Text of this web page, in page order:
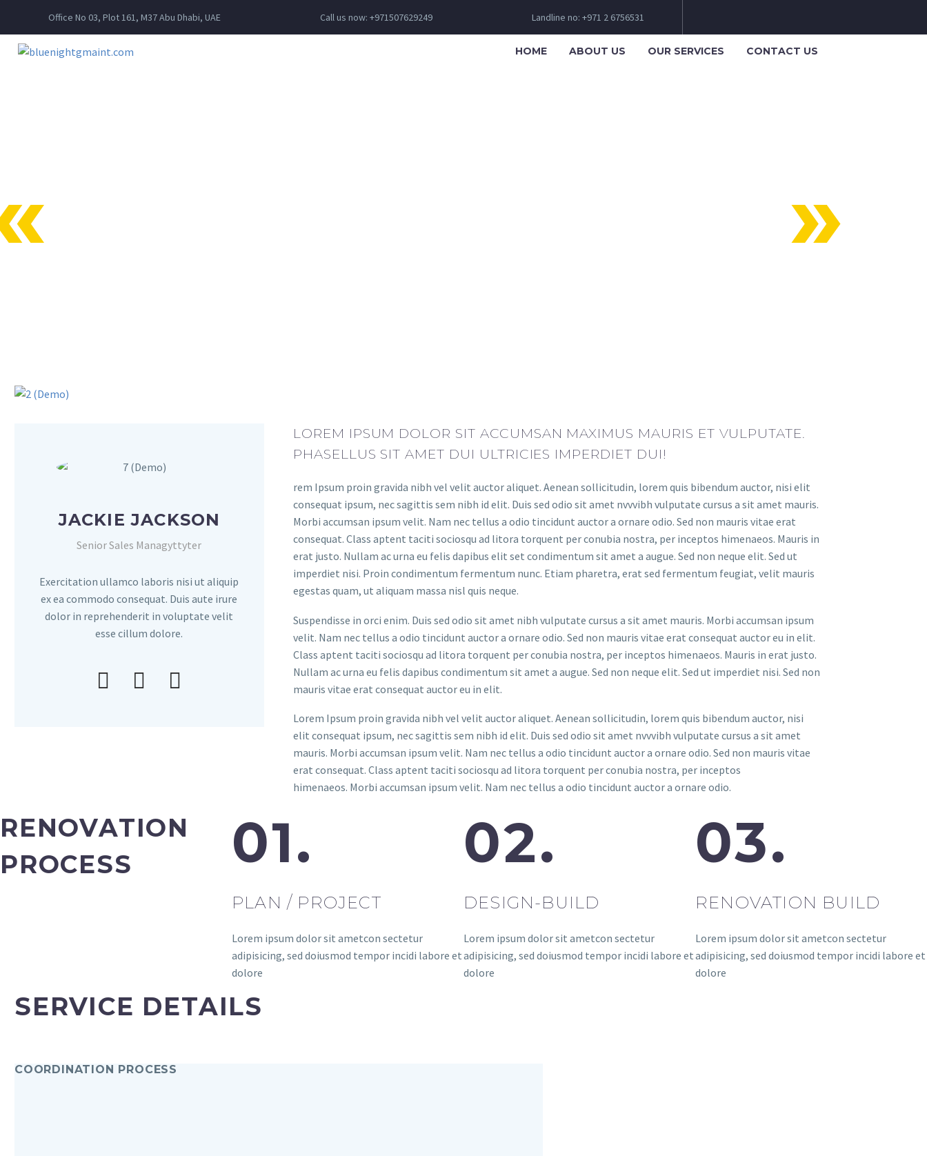
Office No 03, Plot 161, M37 Abu Dhabi, UAE Call us now: +971507629249 Landline no: +971 2 6756531
HOME ABOUT US OUR SERVICES CONTACT US
JACKIE JACKSON
Senior Sales Managyttyter
Exercitation ullamco laboris nisi ut aliquip
ex ea commodo consequat. Duis aute irure
dolor in reprehenderit in voluptate velit
esse cillum dolore.
LOREM IPSUM DOLOR SIT ACCUMSAN MAXIMUS MAURIS ET VULPUTATE.
PHASELLUS SIT AMET DUI ULTRICIES IMPERDIET DUI!
rem Ipsum proin gravida nibh vel velit auctor aliquet. Aenean sollicitudin, lorem quis bibendum auctor, nisi elit
consequat ipsum, nec sagittis sem nibh id elit. Duis sed odio sit amet nvvvibh vulputate cursus a sit amet mauris.
Morbi accumsan ipsum velit. Nam nec tellus a odio tincidunt auctor a ornare odio. Sed non mauris vitae erat
consequat. Class aptent taciti sociosqu ad litora torquent per conubia nostra, per inceptos himenaeos. Mauris in
erat justo. Nullam ac urna eu felis dapibus elit set condimentum sit amet a augue. Sed non neque elit. Sed ut
imperdiet nisi. Proin condimentum fermentum nunc. Etiam pharetra, erat sed fermentum feugiat, velit mauris
egestas quam, ut aliquam massa nisl quis neque.
Suspendisse in orci enim. Duis sed odio sit amet nibh vulputate cursus a sit amet mauris. Morbi accumsan ipsum
velit. Nam nec tellus a odio tincidunt auctor a ornare odio. Sed non mauris vitae erat consequat auctor eu in elit.
Class aptent taciti sociosqu ad litora torquent per conubia nostra, per inceptos himenaeos. Mauris in erat justo.
Nullam ac urna eu felis dapibus condimentum sit amet a augue. Sed non neque elit. Sed ut imperdiet nisi. Sed non
mauris vitae erat consequat auctor eu in elit.
Lorem Ipsum proin gravida nibh vel velit auctor aliquet. Aenean sollicitudin, lorem quis bibendum auctor, nisi
elit consequat ipsum, nec sagittis sem nibh id elit. Duis sed odio sit amet nvvvibh vulputate cursus a sit amet
mauris. Morbi accumsan ipsum velit. Nam nec tellus a odio tincidunt auctor a ornare odio. Sed non mauris vitae
erat consequat. Class aptent taciti sociosqu ad litora torquent per conubia nostra, per inceptos
himenaeos. Morbi accumsan ipsum velit. Nam nec tellus a odio tincidunt auctor a ornare odio.
RENOVATION
PROCESS
01.
PLAN / PROJECT
Lorem ipsum dolor sit ametcon sectetur
adipisicing, sed doiusmod tempor incidi labore et
dolore
02.
DESIGN-BUILD
Lorem ipsum dolor sit ametcon sectetur
adipisicing, sed doiusmod tempor incidi labore et
dolore
03.
RENOVATION BUILD
Lorem ipsum dolor sit ametcon sectetur
adipisicing, sed doiusmod tempor incidi labore et
dolore
SERVICE DETAILS
COORDINATION PROCESS